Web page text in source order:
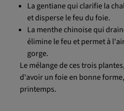
La gentiane qui clarifie la
et disperse le feu du foie.
La menthe chinoise qui
élimine le feu et permet à
gorge.
Le mélange de ces trois
d'avoir un foie en bonne
printemps.